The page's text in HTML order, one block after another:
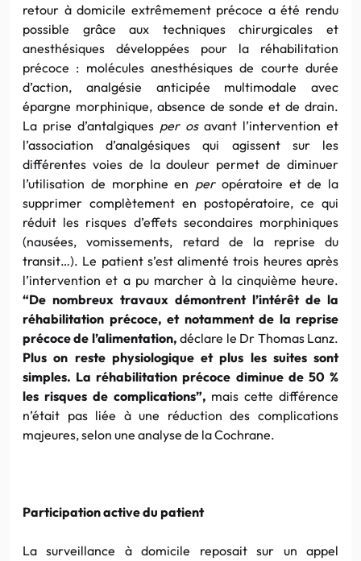
retour à domicile extrêmement précoce a été rendu
possible grâce aux techniques chirurgicales et
anesthésiques développées pour la réhabilitation
précoce : molécules anesthésiques de courte durée
d’action, analgésie anticipée multimodale avec
épargne morphinique, absence de sonde et de drain.
La prise d’antalgiques perosavant l’intervention et
l’association d’analgésiques qui agissent sur les
différentes voies de la douleur permet de diminuer
l’utilisation de morphine en per opératoire et de la
supprimer complètement en postopératoire, ce qui
réduit les risques d’effets secondaires morphiniques
(nausées, vomissements, retard de la reprise du
transit…). Le patient s’est alimenté trois heures après
l’intervention et a pu marcher à la cinquième heure.
“De nombreux travaux démontrent l’intérêt de la
réhabilitation précoce, et notamment de la reprise
précoce de l’alimentation, déclare le Dr Thomas Lanz.
Plus on reste physiologique et plus les suites sont
simples. La réhabilitation précoce diminue de 50 %
les risques de complications”, mais cette différence
n’était pas liée à une réduction des complications
majeures, selon une analyse de la Cochrane.
Participation active du patient
La surveillance à domicile reposait sur un appel